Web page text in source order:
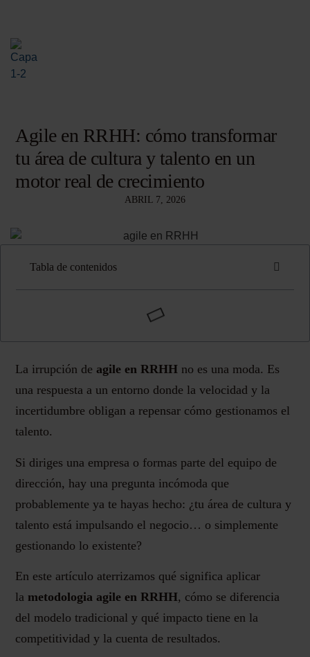
Agile en RRHH: cómo transformar
tu área de cultura y talento en un
motor real de crecimiento
ABRIL 7, 2026
Tabla de contenidos
La irrupción deagile en RRHH no es una moda. Es
una respuesta a un entorno donde la velocidad y la
incertidumbre obligan a repensar cómo gestionamos el
talento.
Si diriges una empresa o formas parte del equipo de
dirección, hay una pregunta incómoda que
probablemente ya te hayas hecho: ¿tu área de cultura y
talento está impulsando el negocio… o simplemente
gestionando lo existente?
En este artículo aterrizamos qué significa aplicar
la metodologia agile en RRHH, cómo se diferencia
del modelo tradicional y qué impacto tiene en la
competitividad y la cuenta de resultados.